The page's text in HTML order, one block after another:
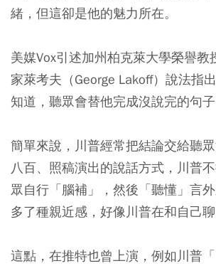
緒，但這卻是他的魅力所在。
美媒Vox引述加州柏克萊大學榮譽教
家萊考夫（George Lakoff）說法指
知道，聽眾會替他完成沒說完的句子
簡單來說，川普經常把結論交給聽
八百、照稿演出的說話方式，川普
眾自行「腦補」，然後「聽懂」言
多了種親近感，好像川普在和自己聊
這點，在推特也曾上演，例如川普